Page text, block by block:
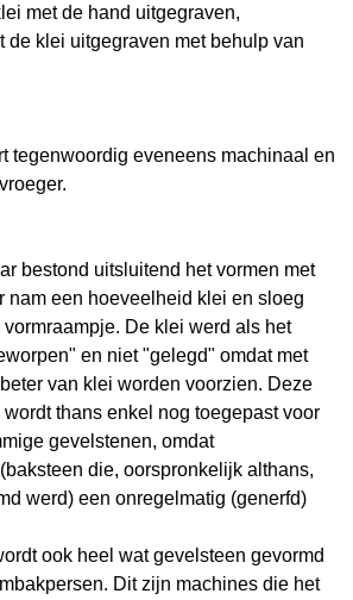
met de hand uitgegraven,
de klei uitgegraven met behulp van
tegenwoordig eveneens machinaal en
bestond uitsluitend het vormen met
nam een hoeveelheid klei en sloeg
De klei werd als het
en niet "gelegd" omdat met
van klei worden voorzien. Deze
thans enkel nog toegepast voor
gevelstenen, omdat
(baksteen die, oorspronkelijk althans,
werd) een onregelmatig (generfd)
ook heel wat gevelsteen gevormd
Dit zijn machines die het